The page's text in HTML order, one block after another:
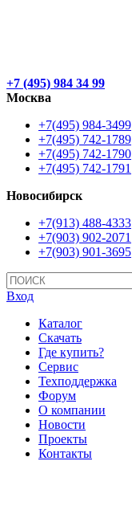
+7 (495) 984 34 99
Москва
+7(495) 984-3499
+7(495) 742-1789
+7(495) 742-1790
+7(495) 742-1791
Новосибирск
+7(913) 488-4333
+7(903) 902-2071
+7(903) 901-3695
Вход
Каталог
Скачать
Где купить?
Сервис
Техподдержка
Форум
О компании
Новости
Проекты
Контакты